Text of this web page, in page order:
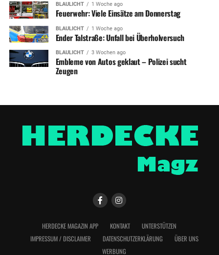
BLAULICHT 1 Woche ago
Feuerwehr: Viele Einsätze am Donnerstag
BLAULICHT 1 Woche ago
Ender Talstraße: Unfall bei Überholversuch
BLAULICHT 3 Wochen ago
Embleme von Autos geklaut – Polizei sucht
Zeugen
HERDECKE MAGAZIN APP KONTAKT
UNTERSTÜTZEN
IMPRESSUM / DISCLAIMER
DATENSCHUTZERKLÄRUNG
ÜBER UNS
WERBUNG